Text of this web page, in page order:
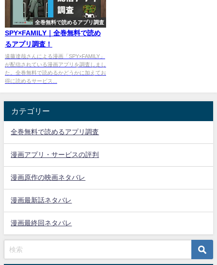
全巻無料で読めるアプリ調査
SPY×FAMILY｜全巻無料で読め
るアプリ調査！
遠藤達哉さんによる漫画「SPY×FAMILY」
が配信されている漫画アプリを調査しまし
た。全巻無料で読めるかどうかに加えてお
得に読めるサービス...
カテゴリー
全巻無料で読めるアプリ調査
漫画アプリ・サービスの評判
漫画原作の映画ネタバレ
漫画最新話ネタバレ
漫画最終回ネタバレ